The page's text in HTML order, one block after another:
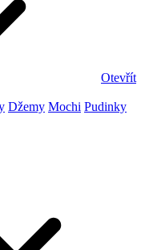
Otevřít
Džemy Mochi Pudinky